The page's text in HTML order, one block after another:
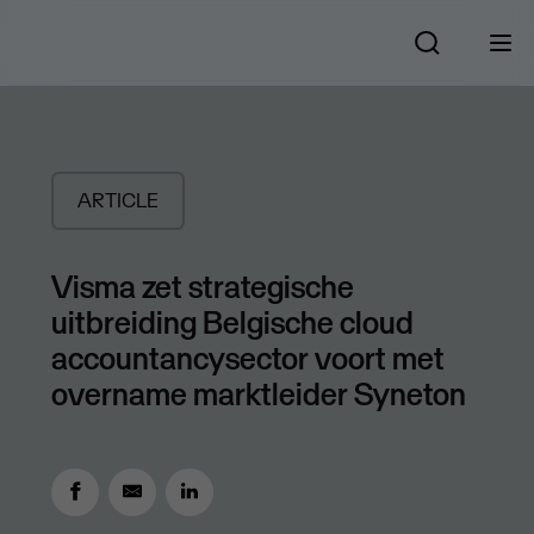
ARTICLE
Visma zet strategische
uitbreiding Belgische cloud
accountancysector voort met
overname marktleider Syneton